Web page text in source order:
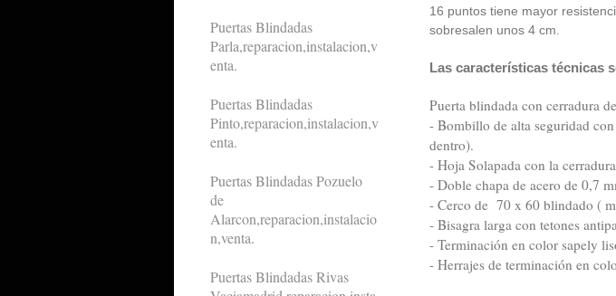
16 puntos tiene mayor
sobresalen unos 4 cm.
Las características técnicas
Puerta blindada con cerradura
- Bombillo de alta seguridad
dentro).
- Hoja Solapada con la
- Doble chapa de acero de 0,7
- Cerco de 70 x 60 blindado (
- Bisagra larga con tetones
- Terminación en color sapely
- Herrajes de terminación en
Puertas Blindadas
Parla,reparacion,instalacion,v
enta.
Puertas Blindadas
Pinto,reparacion,instalacion,v
enta.
Puertas Blindadas Pozuelo
de
Alarcon,reparacion,instalacio
n,venta.
Puertas Blindadas Rivas